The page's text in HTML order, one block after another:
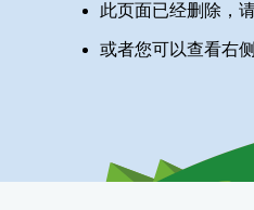
此页面已经删除，
或者您可以查看右